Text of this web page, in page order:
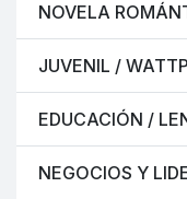
NOVELA
JUVENIL /
EDUCACIÓN /
NEGOCIOS Y